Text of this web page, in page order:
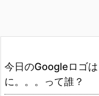
今日のGoogleロゴ
に。。。って誰？